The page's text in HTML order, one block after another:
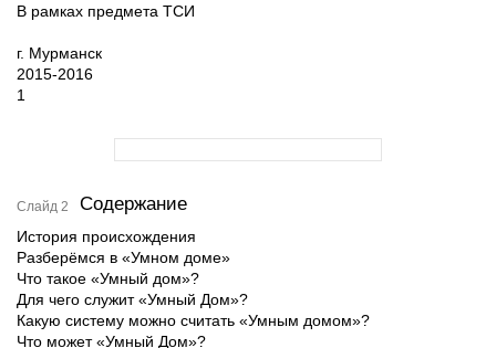
В рамках предмета ТСИ
г. Мурманск
2015-2016
1
Слайд 2 Содержание
История происхождения
Разберёмся в «Умном доме»
Что такое «Умный дом»?
Для чего служит «Умный Дом»?
Какую систему можно считать «Умным домом»?
Что может «Умный Дом»?